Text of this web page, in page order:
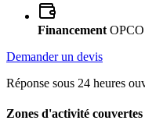
Financement
Demander un devis
Réponse sous 24 heures
Zones d'activité couvertes